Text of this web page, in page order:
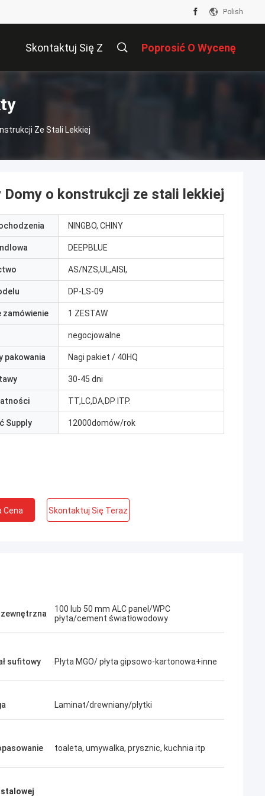
Polish
Skontaktuj Się Z Poprosić O Wycenę
Ze Stali Lekkiej
ufam im.
o konstrukcji ze stali lekkiej
NINGBO, CHINY
DEEPBLUE
AS/NZS,UL,AISI,
DP-LS-09
zamówienie 1 ZESTAW
negocjowalne
pakowania Nagi pakiet / 40HQ
30-45 dni
TT,LC,DA,DP ITP.
Supply 12000domów/rok
Cena Skontaktuj Się Teraz
zewnętrzna
100 lub 50 mm ALC panel/WPC
płyta/cement światłowodowy
sufitowy Płyta MGO/ płyta gipsowo-kartonowa+inne
Laminat/drewniany/płytki
toaleta, umywalka, prysznic, kuchnia itp